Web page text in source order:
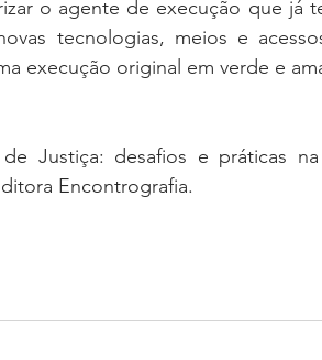
o agente de execução que já
tecnologias, meios e
execução original em verde e
Justiça: desafios e práticas
Encontrografia.